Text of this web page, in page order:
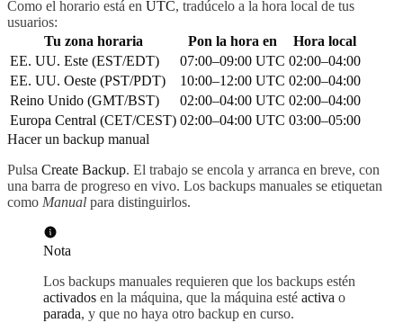
Como el horario está en UTC, tradúcelo a la hora local de tus
usuarios:
Tu zona horaria
Pon la hora en
Hora local
EE. UU. Este (EST/EDT)
07:00–09:00 UTC 02:00–04:00
EE. UU. Oeste (PST/PDT)
10:00–12:00 UTC 02:00–04:00
Reino Unido (GMT/BST)
02:00–04:00 UTC 02:00–04:00
Europa Central (CET/CEST) 02:00–04:00 UTC 03:00–05:00
Hacer un backup manual
Pulsa Create Backup. El trabajo se encola y arranca en breve, con
una barra de progreso en vivo. Los backups manuales se etiquetan
como Manual para distinguirlos.
Nota
Los backups manuales requieren que los backups estén
activados en la máquina, que la máquina esté activa o
parada, y que no haya otro backup en curso.